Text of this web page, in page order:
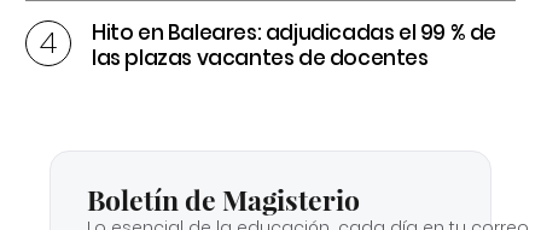
Hito en Baleares: adjudicadas el 99 % de
las plazas vacantes de docentes
Boletín de Magisterio